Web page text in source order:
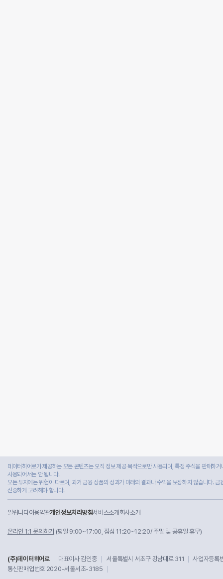
데이터히어로가 제공하는 모든 콘텐츠는 오직 정보 제공 목적으로만 사용되며, 특정 주식을 판매하
사용되어서는 안 됩니다.
모든 투자에는 위험이 따르며, 과거 금융 상품의 성과가 미래의 결과나 수익을 보장하지 않습니다.
신중하게 고려해야 합니다.
알립니다이용약관개인정보처리방침서비스소개 회사소개
온라인 1:1 문의하기 (평일 9:00~17:00, 점심 11:20~12:20/ 주말 및 공휴일 휴무)
(주)데이터히어로 대표이사 김인중 서울특별시 서초구 강남대로 311
사업자등
통신판매업번호 2020-서울서초-3185